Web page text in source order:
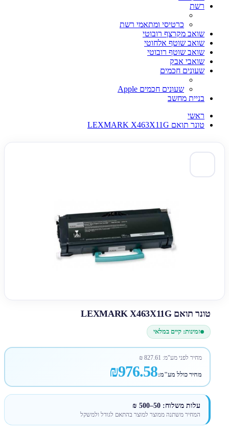
רשת
כרטיסי ומתאמי רשת
שואב מקרצף רובוטי
שואב שוטף אלחוטי
שואב שוטף רובוטי
שואבי אבק
שעונים חכמים
שעונים חכמים Apple
בניית מחשב
ראשי
טונר תואם LEXMARK X463X11G
טונר תואם LEXMARK X463X11G
זמינות: קיים במלאי
מחיר לפני מע"מ: 827.61
₪
מחיר כולל מע"מ:₪976.58
עלות משלוח: 50–500 ₪
המחיר משתנה ממוצר למוצר בהתאם לגודל ולמשקל